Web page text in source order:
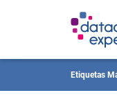
Etiquetas